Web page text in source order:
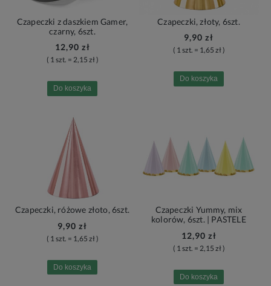
Czapeczki z daszkiem Gamer,
czarny, 6szt.
12,90 zł
( 1 szt. = 2,15 zł )
Do koszyka
Czapeczki, złoty, 6szt.
9,90 zł
( 1 szt. = 1,65 zł )
Do koszyka
Czapeczki, różowe złoto, 6szt.
9,90 zł
( 1 szt. = 1,65 zł )
Do koszyka
Czapeczki Yummy, mix
kolorów, 6szt. | PASTELE
12,90 zł
( 1 szt. = 2,15 zł )
Do koszyka